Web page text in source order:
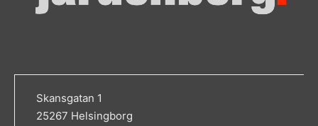
Skansgatan 1
25267 Helsingborg